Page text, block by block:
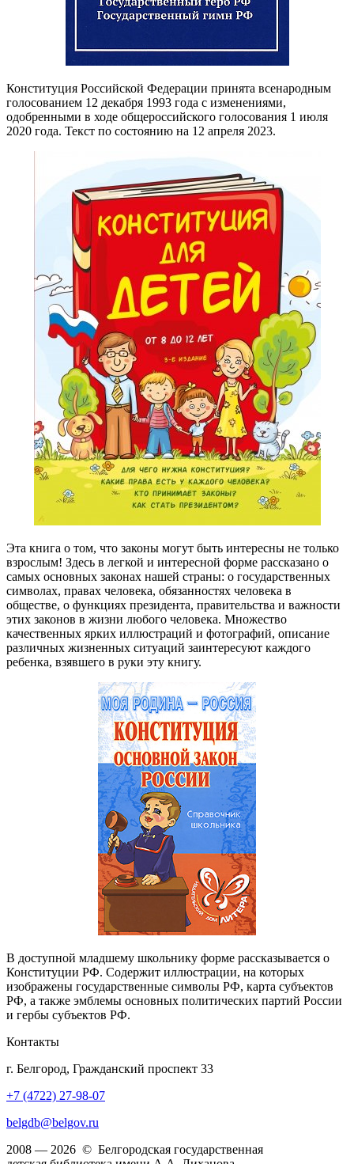
Конституция Российской Федерации принята всенародным
голосованием 12 декабря 1993 года с изменениями,
одобренными в ходе общероссийского голосования 1 июля
2020 года. Текст по состоянию на 12 апреля 2023.
Эта книга о том, что законы могут быть интересны не только
взрослым! Здесь в легкой и интересной форме рассказано о
самых основных законах нашей страны: о государственных
символах, правах человека, обязанностях человека в
обществе, о функциях президента, правительства и важности
этих законов в жизни любого человека. Множество
качественных ярких иллюстраций и фотографий, описание
различных жизненных ситуаций заинтересуют каждого
ребенка, взявшего в руки эту книгу.
В доступной младшему школьнику форме рассказывается о
Конституции РФ. Содержит иллюстрации, на которых
изображены государственные символы РФ, карта субъектов
РФ, а также эмблемы основных политических партий России
и гербы субъектов РФ.
Контакты
г. Белгород, Гражданский проспект 33
+7 (4722) 27-98-07
belgdb@belgov.ru
2008 — 2026 © Белгородская государственная